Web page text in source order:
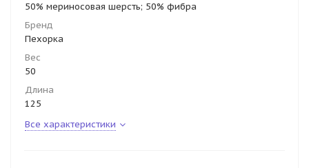
50% мериносовая шерсть; 50% фибра
Бренд
Пехорка
Вес
50
Длина
125
Все характеристики